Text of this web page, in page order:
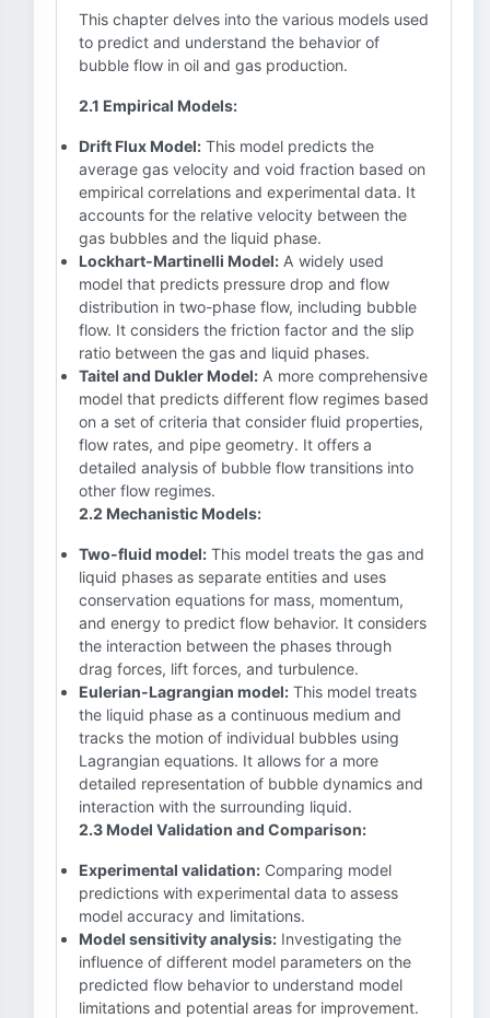
This chapter delves into the various models used
to predict and understand the behavior of
bubble flow in oil and gas production.
2.1 Empirical Models:
Drift Flux Model: This model predicts the
average gas velocity and void fraction based on
empirical correlations and experimental data. It
accounts for the relative velocity between the
gas bubbles and the liquid phase.
Lockhart-Martinelli Model: A widely used
model that predicts pressure drop and flow
distribution in two-phase flow, including bubble
flow. It considers the friction factor and the slip
ratio between the gas and liquid phases.
Taitel and Dukler Model: A more comprehensive
model that predicts different flow regimes based
on a set of criteria that consider fluid properties,
flow rates, and pipe geometry. It offers a
detailed analysis of bubble flow transitions into
other flow regimes.
2.2 Mechanistic Models:
Two-fluid model: This model treats the gas and
liquid phases as separate entities and uses
conservation equations for mass, momentum,
and energy to predict flow behavior. It considers
the interaction between the phases through
drag forces, lift forces, and turbulence.
Eulerian-Lagrangian model: This model treats
the liquid phase as a continuous medium and
tracks the motion of individual bubbles using
Lagrangian equations. It allows for a more
detailed representation of bubble dynamics and
interaction with the surrounding liquid.
2.3 Model Validation and Comparison:
Experimental validation: Comparing model
predictions with experimental data to assess
model accuracy and limitations.
Model sensitivity analysis: Investigating the
influence of different model parameters on the
predicted flow behavior to understand model
limitations and potential areas for improvement.